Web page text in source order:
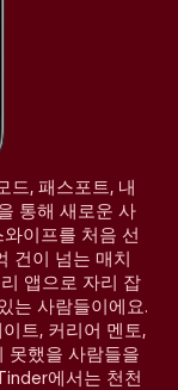
드, 패스포트, 내
통해 새로운 사
이프를 처음 선
건이 넘는 매치
앱으로 자리 잡
는 사람들이에요.
트, 커리어 멘토,
못했을 사람들을
에서는 천천